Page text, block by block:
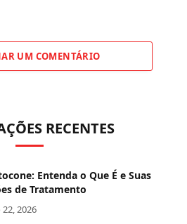
UM COMENTÁRIO
RECENTES
Entenda o Que É e Suas
de Tratamento
2026